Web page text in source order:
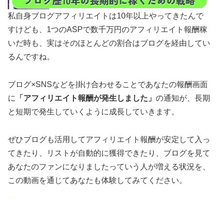
私自身ブログアフィリエイトは10年以上やってきたんで
すけども、1つのASPで数千万円のアフィリエイト報酬稼
いだ時も、実はそのほとんどの割合はブログを経由してい
るんですね。
ブログ×SNSなどを掛け合わせることであなたの報酬画面
に
「アフィリエイト報酬が発生しました」 の通知が、長期
と短期で発生していくように成長していきます。
ぜひブログも活用してアフィリエイト報酬が安定して入っ
てきたり、リストが自動的に獲得できたり、ブログを見て
あなたのファンになりましたっていう人が増える状況を、
この動画を通じてあなたも体験してみてください。